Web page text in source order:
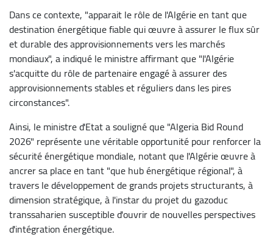
Dans ce contexte, "apparait le rôle de l'Algérie en tant que
destination énergétique fiable qui œuvre à assurer le flux sûr
et durable des approvisionnements vers les marchés
mondiaux", a indiqué le ministre affirmant que "l'Algérie
s'acquitte du rôle de partenaire engagé à assurer des
approvisionnements stables et réguliers dans les pires
circonstances".
Ainsi, le ministre d'Etat a souligné que "Algeria Bid Round
2026" représente une véritable opportunité pour renforcer la
sécurité énergétique mondiale, notant que l'Algérie œuvre à
ancrer sa place en tant "que hub énergétique régional", à
travers le développement de grands projets structurants, à
dimension stratégique, à l'instar du projet du gazoduc
transsaharien susceptible d'ouvrir de nouvelles perspectives
d'intégration énergétique.